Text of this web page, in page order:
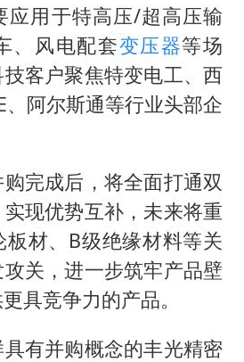
应用于特高压/超高压输
、风电配套变压器等场
客户聚焦特变电工、西
、阿尔斯通等行业头部企
完成后，将全面打通双
现优势互补，未来将重
板材、B级绝缘材料等关
关，进一步筑牢产品壁
具竞争力的产品。
有并购概念的丰光精密